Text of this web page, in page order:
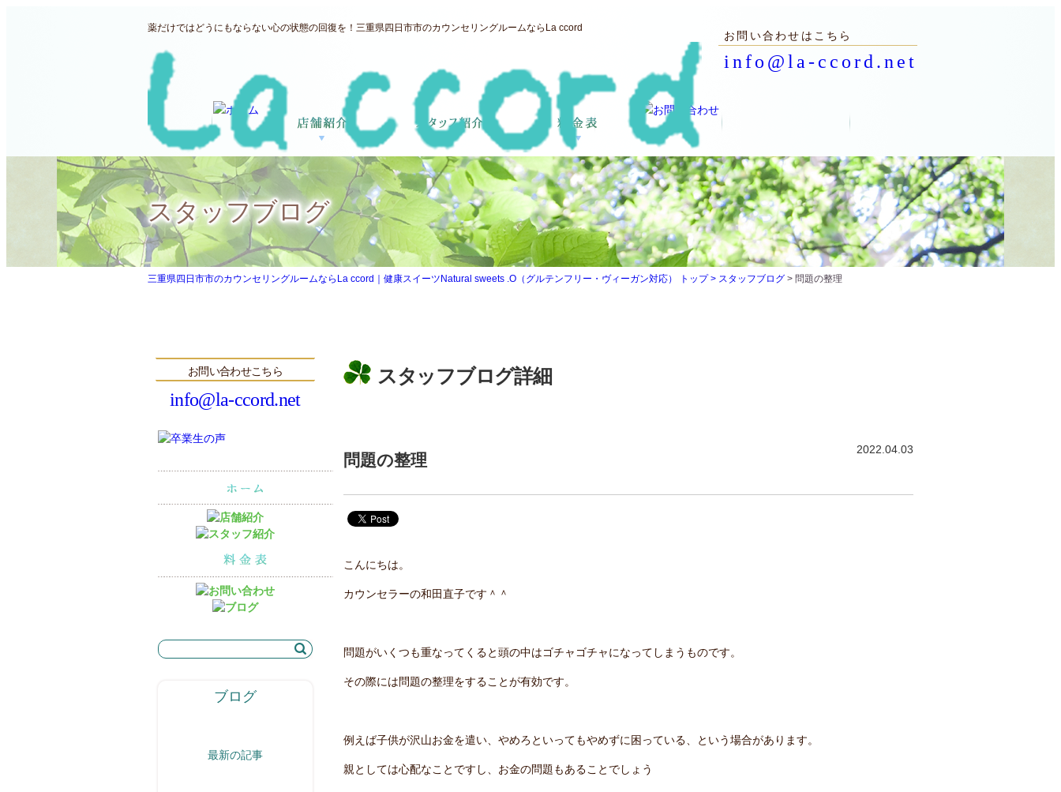
薬だけではどうにもならない心の状態の回復を！三重県四日市市のカウンセリングルームならLa ccord
お問い合わせはこちら
info@la-ccord.net
スタッフブログ
三重県四日市市のカウンセリングルームならLa ccord｜健康スイーツNatural sweets .O（グルテンフリー・ヴィーガン対応） トップ > スタッフブログ > 問題の整理
スタッフブログ詳細
2022.04.03
問題の整理
こんにちは。
カウンセラーの和田直子です＾＾
問題がいくつも重なってくると頭の中はゴチャゴチャになってしまうものです。
その際には問題の整理をすることが有効です。
例えば子供が沢山お金を遣い、やめろといってもやめずに困っている、という場合があります。
親としては心配なことですし、お金の問題もあることでしょう
お問い合わせこちら
info@la-ccord.net
ブログ
最新の記事